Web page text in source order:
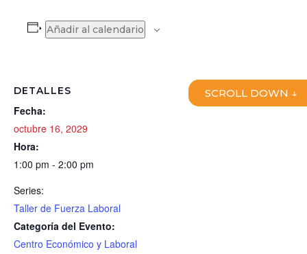
Añadir al calendario
DETALLES
Fecha:
octubre 16, 2029
Hora:
1:00 pm - 2:00 pm
Series:
Taller de Fuerza Laboral
Categoría del Evento:
Centro Económico y Laboral
SCROLL DOWN ↓